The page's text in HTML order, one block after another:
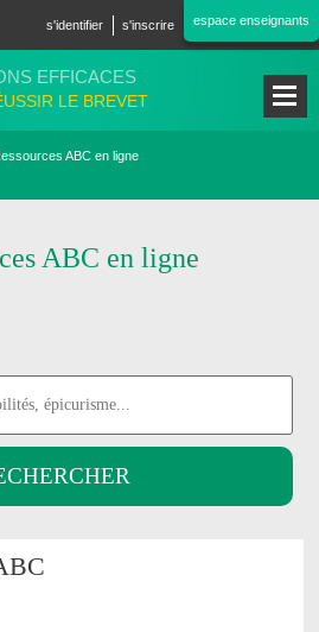
s'identifier s'inscrire espace enseignants
EFFICACES
LE BREVET
ABC en ligne
ABC en ligne